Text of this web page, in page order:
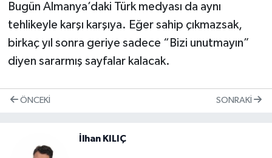
Bugün Almanya’daki Türk medyası da aynı
tehlikeyle karşı karşıya. Eğer sahip çıkmazsak,
birkaç yıl sonra geriye sadece “Bizi unutmayın”
diyen sararmış sayfalar kalacak.
ÖNCEKI SONRAKI
İlhan KILIÇ